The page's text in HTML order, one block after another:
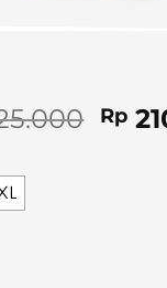
Rp
Workshirt quantity